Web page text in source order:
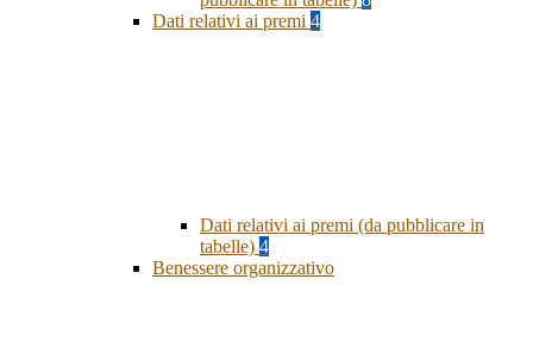
Dati relativi ai premi 4
Dati relativi ai premi (da pubblicare in
tabelle) 4
Benessere organizzativo